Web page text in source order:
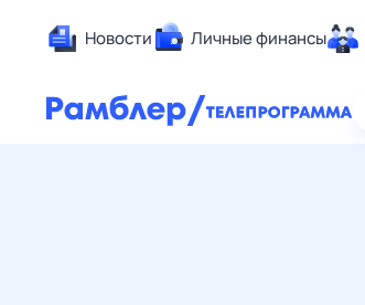
Новости Личные финансы